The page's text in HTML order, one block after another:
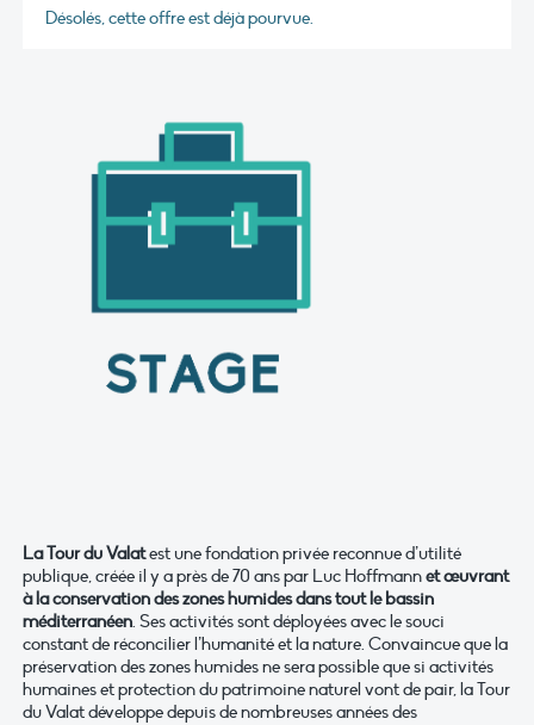
Désolés, cette offre est déjà pourvue.
La Tour du Valatest une fondation privée reconnue d’utilité
publique, créée il y a près de 70 ans par Luc Hoffmannet œuvrant
à la conservation des zones humides dans tout le bassin
méditerranéen. Ses activités sont déployées avec le souci
constant de réconcilier l’humanité et la nature. Convaincue que la
préservation des zones humides ne sera possible que si activités
humaines et protection du patrimoine naturel vont de pair, la Tour
du Valat développe depuis de nombreuses années des